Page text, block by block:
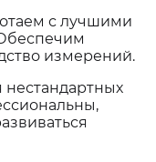
с лучшими
измерений.